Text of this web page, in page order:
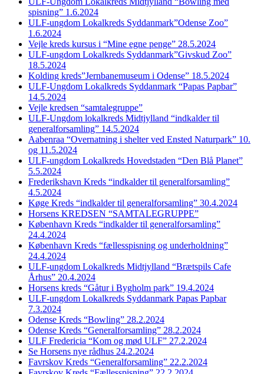
spisning” 1.6.2024
ULF-ungdom Lokalkreds Syddanmark”Odense Zoo”
1.6.2024
Vejle kreds kursus i “Mine egne penge” 28.5.2024
ULF-ungdom Lokalkreds Syddanmark”Givskud Zoo”
18.5.2024
Kolding kreds”Jernbanemuseum i Odense” 18.5.2024
ULF-Ungdom Lokalkreds Syddanmark “Papas Papbar”
14.5.2024
Vejle kredsen “samtalegruppe”
ULF-Ungdom lokalkreds Midtjylland “indkalder til
generalforsamling” 14.5.2024
Aabenraa “Overnatning i shelter ved Ensted Naturpark” 10.
og 11.5.2024
ULF-ungdom Lokalkreds Hovedstaden “Den Blå Planet”
5.5.2024
Frederikshavn Kreds “indkalder til generalforsamling”
4.5.2024
Køge Kreds “indkalder til generalforsamling” 30.4.2024
Horsens KREDSEN “SAMTALEGRUPPE”
København Kreds “indkalder til generalforsamling”
24.4.2024
København Kreds “fællesspisning og underholdning”
24.4.2024
ULF-ungdom Lokalkreds Midtjylland “Brætspils Cafe
Århus” 20.4.2024
Horsens kreds “Gåtur i Bygholm park” 19.4.2024
ULF-ungdom Lokalkreds Syddanmark Papas Papbar
7.3.2024
Odense Kreds “Bowling” 28.2.2024
Odense Kreds “Generalforsamling” 28.2.2024
ULF Fredericia “Kom og mød ULF” 27.2.2024
Se Horsens nye rådhus 24.2.2024
Favrskov Kreds “Generalforsamling” 22.2.2024